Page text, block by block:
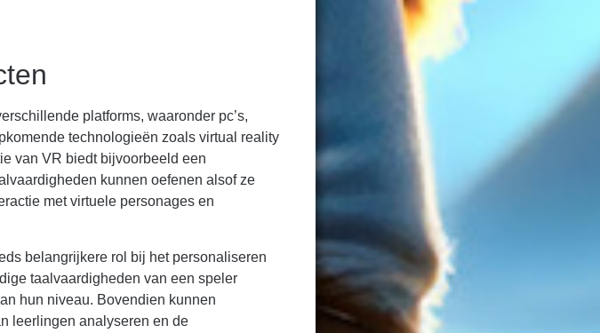
platforms, waaronder pc’s,
technologieën zoals virtual reality
van VR biedt bijvoorbeeld een
kunnen oefenen alsof ze
met virtuele personages en
belangrijkere rol bij het personaliseren
taalvaardigheden van een speler
hun niveau. Bovendien kunnen
leerlingen analyseren en de